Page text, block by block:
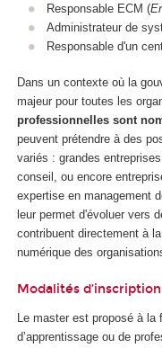
Responsable ECM (
Administrateur de
Responsable d'un
Dans un contexte où la
majeur pour toutes les
professionnelles sont
peuvent prétendre à des
variés : grandes
conseil, ou encore
expertise en management
leur permet d'évoluer vers
contribuent directement à
numérique des
Modalités
Le master est proposé à
d’apprentissage ou de